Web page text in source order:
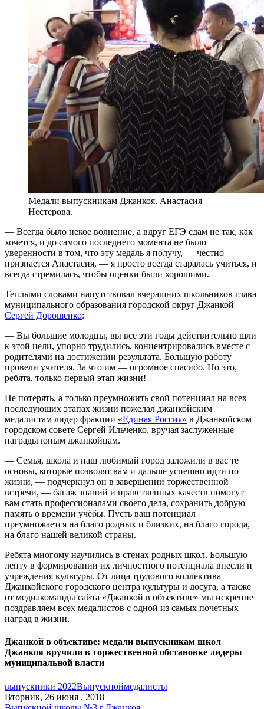
Медали выпускникам Джанкоя. Анастасия
Нестерова.
— Всегда было некое волнение, а вдруг ЕГЭ сдам не так, как
хочется, и до самого последнего момента не было
уверенности в том, что эту медаль я получу, — честно
признается Анастасия, — я просто всегда старалась учиться, и
всегда стремилась, чтобы оценки были хорошими.
Теплыми словами напутствовал вчерашних школьников глава
муниципального образования городской округ Джанкой
Сергей Дорошенко:
— Вы большие молодцы, вы все эти годы действительно шли
к этой цели, упорно трудились, концентрировались вместе с
родителями на достижении результата. Большую работу
провели учителя. За что им — огромное спасибо. Но это,
ребята, только первый этап жизни!
Не потерять, а только преумножить свой потенциал на всех
последующих этапах жизни пожелал джанкойским
медалистам лидер фракции «Единая Россия» в Джанкойском
городском совете Сергей Ильченко, вручая заслуженные
награды юным джанкойцам.
— Семья, школа и наш любимый город заложили в вас те
основы, которые позволят вам и дальше успешно идти по
жизни, — подчеркнул он в завершении торжественной
встречи, — багаж знаний и нравственных качеств помогут
вам стать профессионалами своего дела, сохранить добрую
память о времени учёбы. Пусть ваш потенциал
преумножается на благо родных и близких, на благо города,
на благо нашей великой страны.
Ребята многому научились в стенах родных школ. Большую
лепту в формировании их личностного потенциала внесли и
учреждения культуры. От лица трудового коллектива
Джанкойского городского центра культуры и досуга, а также
от медиакоманды сайта «Джанкой в объективе» мы искренне
поздравляем всех медалистов с одной из самых почетных
наград в жизни.
Джанкой в объективе: медали выпускникам школ
Джанкоя вручили в торжественной обстановке лидеры
муниципальной власти
выпускники 2022Выпускноймедалисты
Вторник, 26 июня , 2018